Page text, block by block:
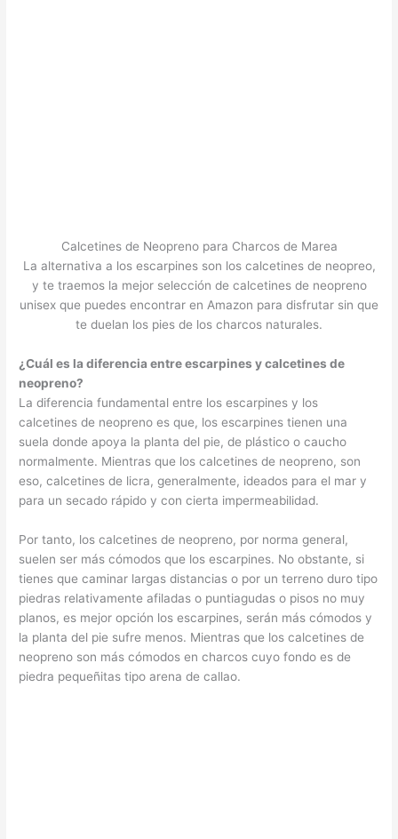
Calcetines de Neopreno para Charcos de Marea
La alternativa a los escarpines son los calcetines de neopreo,
y te traemos la mejor selección de calcetines de neopreno
unisex que puedes encontrar en Amazon para disfrutar sin que
te duelan los pies de los charcos naturales.
¿Cuál es la diferencia entre escarpines y calcetines de
neopreno?
La diferencia fundamental entre los escarpines y los
calcetines de neopreno es que, los escarpines tienen una
suela donde apoya la planta del pie, de plástico o caucho
normalmente. Mientras que los calcetines de neopreno, son
eso, calcetines de licra, generalmente, ideados para el mar y
para un secado rápido y con cierta impermeabilidad.
Por tanto, los calcetines de neopreno, por norma general,
suelen ser más cómodos que los escarpines. No obstante, si
tienes que caminar largas distancias o por un terreno duro tipo
piedras relativamente afiladas o puntiagudas o pisos no muy
planos, es mejor opción los escarpines, serán más cómodos y
la planta del pie sufre menos. Mientras que los calcetines de
neopreno son más cómodos en charcos cuyo fondo es de
piedra pequeñitas tipo arena de callao.